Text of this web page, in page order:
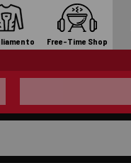
Free-Time Shop